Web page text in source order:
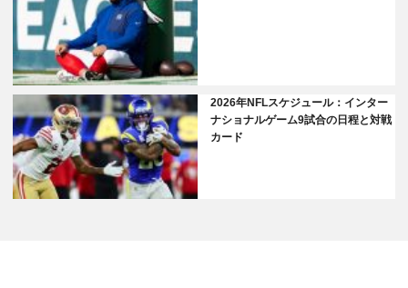
2026年NFLスケジュール：インター
ナショナルゲーム9試合の日程と対戦
カード